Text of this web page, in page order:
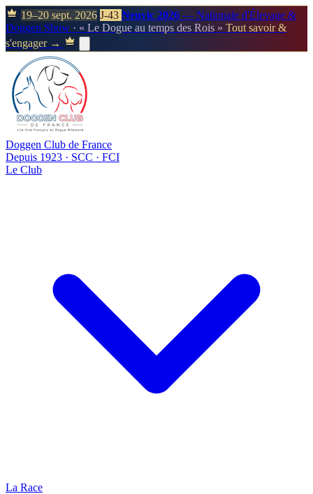
19–20 sept. 2026 J-43 Neuvic 2026 — Nationale d'Élevage &
Doggen Show · « Le Dogue au temps des Rois » Tout savoir &
s'engager →
Doggen Club de France
Depuis 1923 · SCC · FCI
Le Club
La Race